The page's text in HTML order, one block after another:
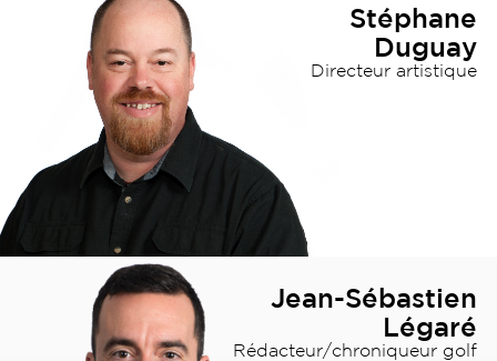
Stéphane
Duguay
Directeur artistique
Jean-Sébastien
Légaré
Rédacteur/chroniqueur golf